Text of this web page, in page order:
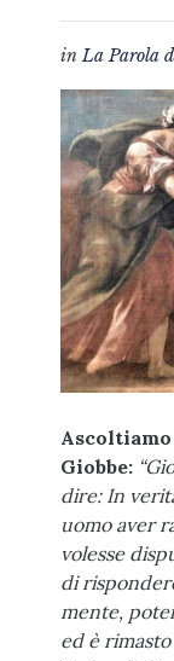
inLa Parola
Giobbe:
dire: In
uomo aver
volesse
di
mente,
ed è rimasto